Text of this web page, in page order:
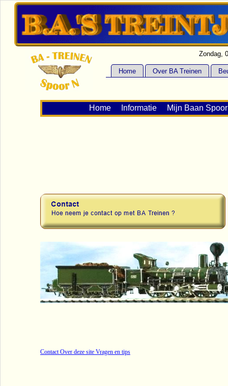
Contact Over deze site Vragen en tips
Zondag,
Home Over BA Treinen
Home Informatie Mijn Baan